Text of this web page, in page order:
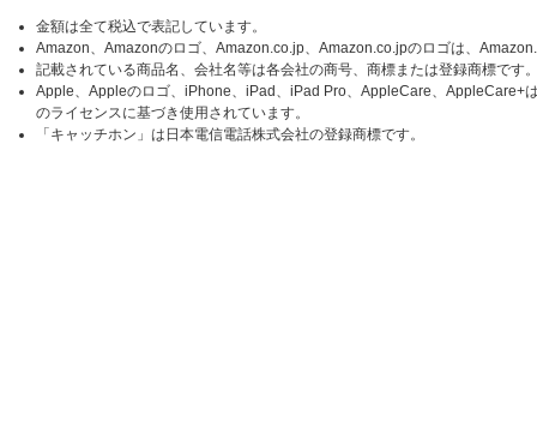
金額は全て税込で表記しています。
Amazon、Amazonのロゴ、Amazon.co.jp、Amazon.co.jpのロゴは、
記載されている商品名、会社名等は各会社の商号、商標または登録商標です
Apple、Appleのロゴ、iPhone、iPad、iPad Pro、AppleCare、AppleCare+
のライセンスに基づき使用されています。
「キャッチホン」は日本電信電話株式会社の登録商標です。